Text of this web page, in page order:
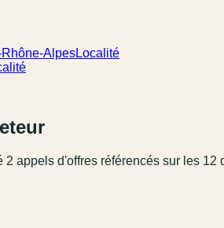
AlpesLocalité
2 appel s d'offres référencés sur les 12